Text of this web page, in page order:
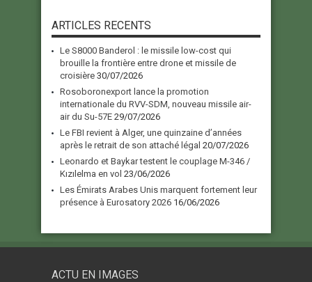
ARTICLES RECENTS
Le S8000 Banderol : le missile low-cost qui
brouille la frontière entre drone et missile de
croisière 30/07/2026
Rosoboronexport lance la promotion
internationale du RVV-SDM, nouveau missile air-
air du Su-57E 29/07/2026
Le FBI revient à Alger, une quinzaine d’années
après le retrait de son attaché légal 20/07/2026
Leonardo et Baykar testent le couplage M-346 /
Kızılelma en vol 23/06/2026
Les Émirats Arabes Unis marquent fortement leur
présence à Eurosatory 2026 16/06/2026
ACTU EN IMAGES